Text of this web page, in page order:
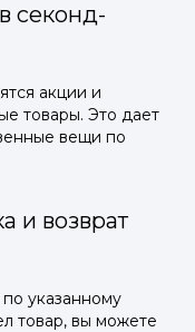
секонд-
акции и
товары. Это дает
вещи по
и возврат
указанному
товар, вы можете